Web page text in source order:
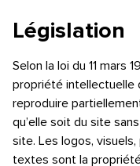
Législation
Selon la loi du 11 mars
propriété intellectuelle
reproduire
qu’elle soit du site
site. Les logos,
textes sont la